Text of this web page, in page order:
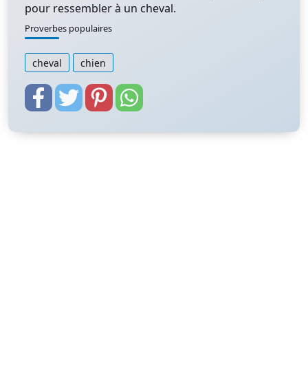
pour ressembler à un cheval.
Proverbes populaires
cheval chien